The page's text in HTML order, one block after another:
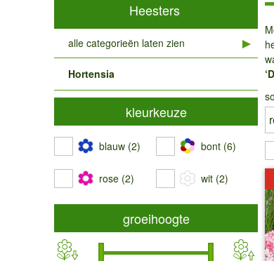
Heesters
alle categorieën laten zien
Hortensia
kleurkeuze
blauw (2) bont (6)
rose (2) wit (2)
groeihoogte